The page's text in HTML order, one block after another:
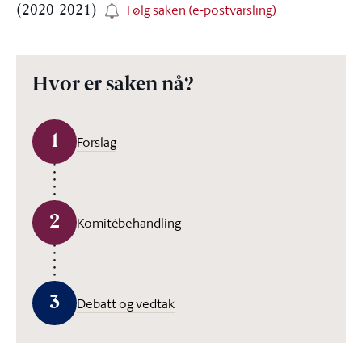
(2020-2021)
Følg saken (e-postvarsling)
Hvor er saken nå?
1 Forslag
2 Komitébehandling
3 Debatt og vedtak